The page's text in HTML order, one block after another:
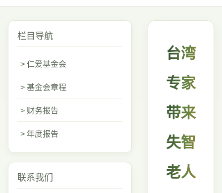
栏目导航
> 仁爱基金会
> 基金会章程
> 财务报告
> 年度报告
联系我们
台湾
专家
带来
失智
老人